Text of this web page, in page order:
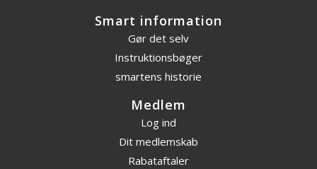
Smart information
Gør det selv
Instruktionsbøger
smartens historie
Medlem
Log ind
Dit medlemskab
Rabataftaler